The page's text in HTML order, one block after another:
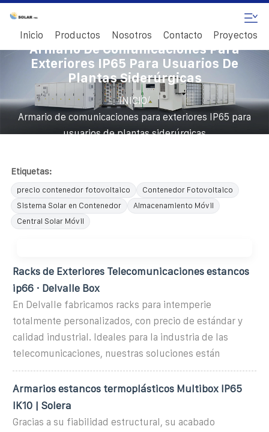
Inicio Productos Nosotros Contacto Proyectos
Armario De Comunicaciones Para
Exteriores IP65 Para Usuarios De
Plantas Siderúrgicas
INICIO/
Armario de comunicaciones para exteriores IP65 para
usuarios de plantas siderúrgicas
Etiquetas:
precio contenedor fotovoltaico
Contenedor Fotovoltaico
Sistema Solar en Contenedor
Almacenamiento Móvil
Central Solar Móvil
Racks de Exteriores Telecomunicaciones estancos
ip66 · Delvalle Box
En Delvalle fabricamos racks para intemperie
totalmente personalizados, con precio de estándar y
calidad industrial. Ideales para la industria de las
telecomunicaciones, nuestras soluciones están
Armarios estancos termoplásticos Multibox IP65
IK10 | Solera
Gracias a su fiabilidad estructural, su acabado